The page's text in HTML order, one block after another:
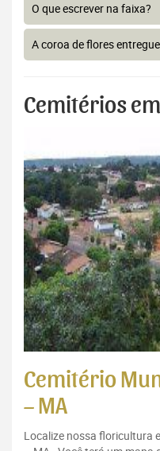
O que escrever na faixa?
A coroa de flores
Cemitérios
Cemitério
– MA
Localize nossa floricultura